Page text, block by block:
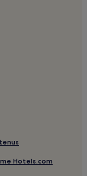
Hotels.com